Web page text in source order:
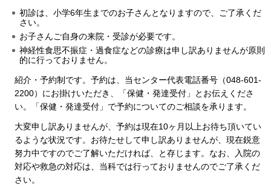
初診は、小学6年生までのお子さんとなりますので、ご了承くだ
さい。
お子さんご自身の来院・受診が必要です。
神経性食思不振症・過食症などの診療は申し訳ありませんが原則
的に行っておりません。
紹介・予約制です。予約は、当センター代表電話番号（048-601-
2200）にお掛けいただき、「保健・発達受付」とお伝えくださ
い。「保健・発達受付」で予約についてのご相談を承ります。
大変申し訳ありませんが、予約は現在10ヶ月以上お待ち頂いてい
るような状況です。お待たせして申し訳ありませんが、現在鋭意
努力中ですのでご了解いただければ、と存じます。なお、入院の
対応や救急の対応は、当科では行っておりませんのでご了承くだ
さい。